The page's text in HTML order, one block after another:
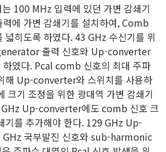
100 MHz 입력에 있던 가변 감쇄기
에 가변 감쇄기를 설치하여, Comb
넓히도록 하였다. 43 GHz 수신기를 위
출력 신호와 Up-converter
하였다. Pcal comb 신호의 최대 주파
해 Up-converter와 스위치를 사용하
크기 조정을 위한 광대역 가변 감쇄기
GHz Up-converter에도 comb 신호 크
기를 추가해야 한다. 129 GHz Up-
국부발진 신호와 sub-harmonic